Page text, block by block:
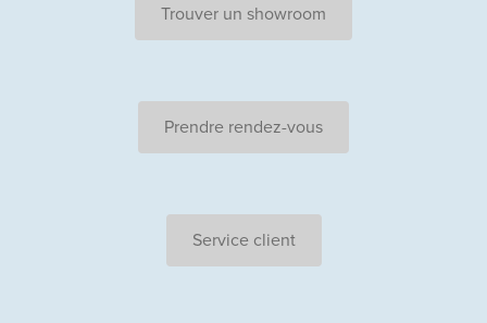
Trouver un showroom
Prendre rendez-vous
Service client